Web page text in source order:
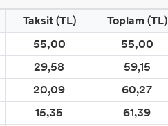
Taksit (TL)
Toplam (TL)
55,00
55,00
29,58
59,15
20,09
60,27
15,35
61,39